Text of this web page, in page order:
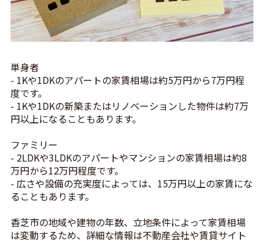
単身者
- 1Kや1DKのアパートの家賃相場は約5万円から7万円程
度です。
- 1Kや1DKの新築またはリノベーションした物件は約7万
円以上になることもあります。
ファミリー
- 2LDKや3LDKのアパートやマンションの家賃相場は約8
万円から12万円程度です。
- 広さや設備の充実度によっては、15万円以上の家賃にな
ることもあります。
香芝市の地域や建物の年数、立地条件によって家賃相場
は変動するため、詳細な情報は不動産会社や賃貸サイト